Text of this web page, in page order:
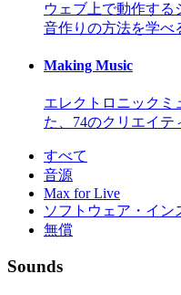
ウェブ上で動作する
音作りの方法を学べ
Making Music
エレクトロニックミ
た、74のクリエイテ
すべて
音源
Max for Live
ソフトウェア・イン
無償
Sounds